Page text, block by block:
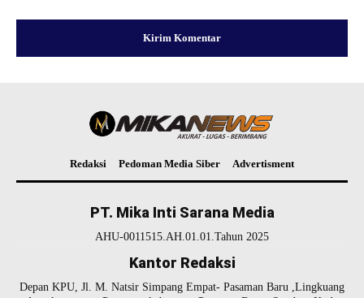
Redaksi Pedoman Media Siber Advertisment
PT. Mika Inti Sarana Media
AHU-0011515.AH.01.01.Tahun 2025
Kantor Redaksi
Depan KPU, Jl. M. Natsir Simpang Empat- Pasaman Baru ,Lingkuang